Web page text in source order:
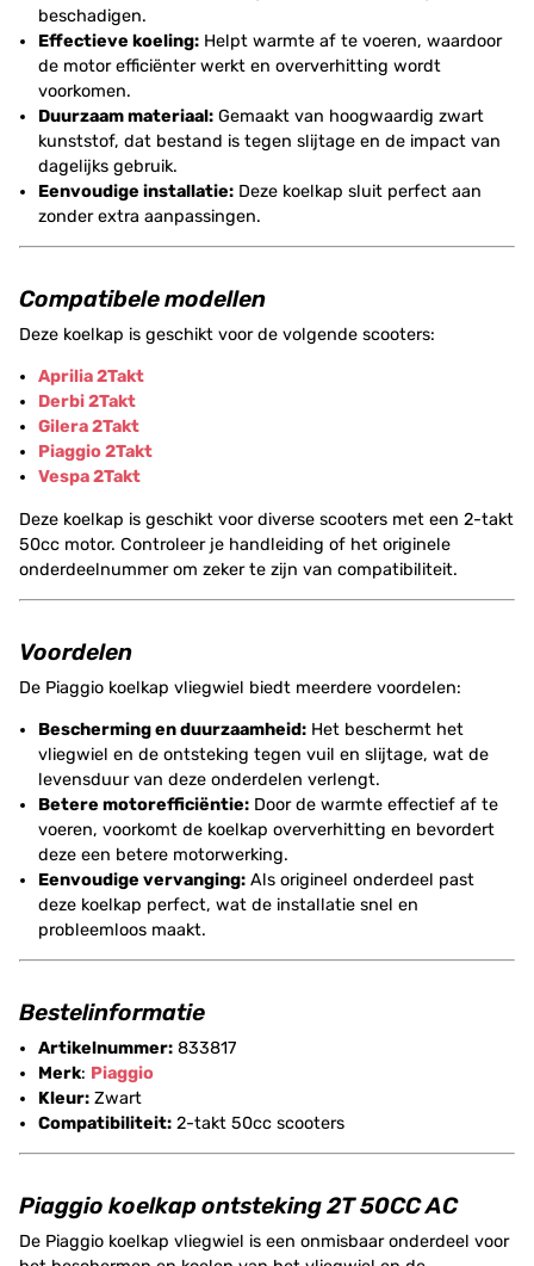
beschadigen.
Effectieve koeling: Helpt warmte af te voeren, waardoor
de motor efficiënter werkt en oververhitting wordt
voorkomen.
Duurzaam materiaal: Gemaakt van hoogwaardig zwart
kunststof, dat bestand is tegen slijtage en de impact van
dagelijks gebruik.
Eenvoudige installatie: Deze koelkap sluit perfect aan
zonder extra aanpassingen.
Compatibele modellen
Deze koelkap is geschikt voor de volgende scooters:
Aprilia 2Takt
Derbi 2Takt
Gilera 2Takt
Piaggio 2Takt
Vespa 2Takt
Deze koelkap is geschikt voor diverse scooters met een 2-takt
50cc motor. Controleer je handleiding of het originele
onderdeelnummer om zeker te zijn van compatibiliteit.
Voordelen
De Piaggio koelkap vliegwiel biedt meerdere voordelen:
Bescherming en duurzaamheid: Het beschermt het
vliegwiel en de ontsteking tegen vuil en slijtage, wat de
levensduur van deze onderdelen verlengt.
Betere motorefficiëntie: Door de warmte effectief af te
voeren, voorkomt de koelkap oververhitting en bevordert
deze een betere motorwerking.
Eenvoudige vervanging: Als origineel onderdeel past
deze koelkap perfect, wat de installatie snel en
probleemloos maakt.
Bestelinformatie
Artikelnummer: 833817
Merk: Piaggio
Kleur: Zwart
Compatibiliteit: 2-takt 50cc scooters
Piaggio koelkap ontsteking 2T 50CC AC
De Piaggio koelkap vliegwiel is een onmisbaar onderdeel voor